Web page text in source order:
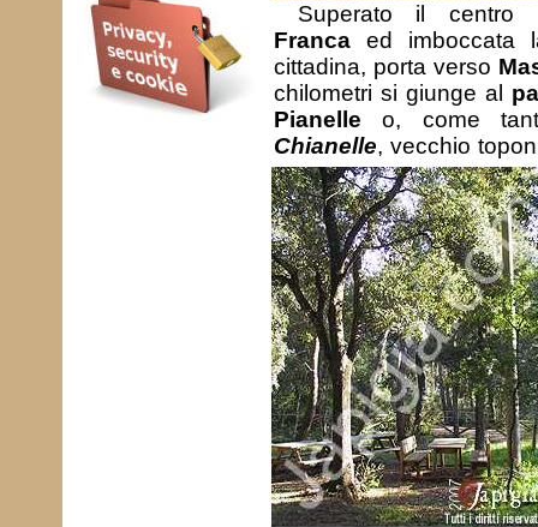
Superato il
Francaed imboccata
cittadina, porta verso
chilometri si giunge al
Pianelle o, come
Chianelle, vecchio